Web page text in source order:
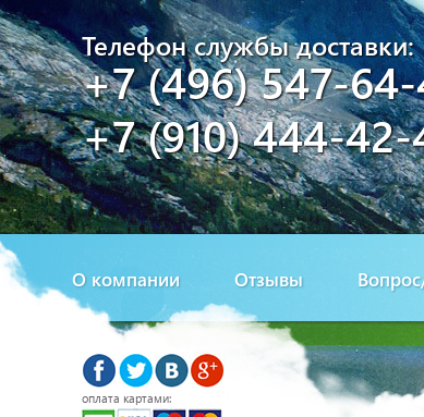
Телефон службы доставки:
+7 (496) 547-
+7 (910) 444-42-
О компании Отзывы
оплата картами: